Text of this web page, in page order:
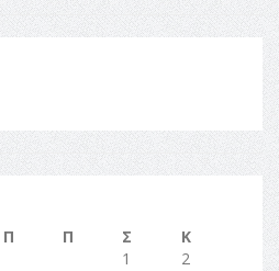
Π Π Σ
Κ
1
2